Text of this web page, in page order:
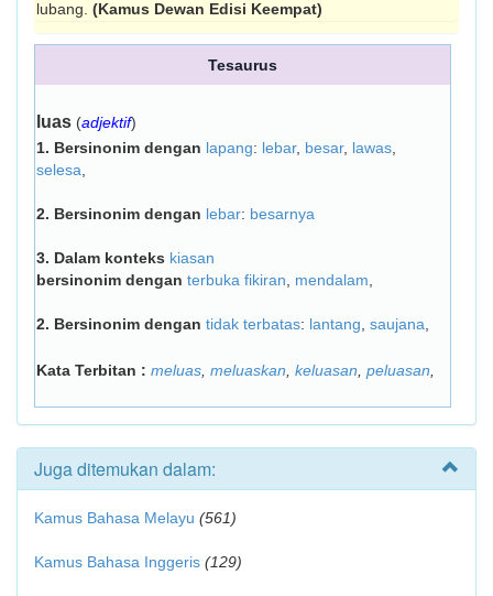
lubang. (Kamus Dewan Edisi Keempat)
Tesaurus
luas (adjektif)
1. Bersinonim dengan lapang: lebar, besar, lawas
selesa
2. Bersinonim dengan lebar: besarnya
3. Dalam konteks kiasan
bersinonim dengan terbuka fikiran mendalam
2. Bersinonim dengan tidak terbatas: lantang saujana
Kata Terbitan : meluas meluaskan keluasan peluasan
Juga ditemukan dalam:
Kamus Bahasa Melayu (561)
Kamus Bahasa Inggeris (129)